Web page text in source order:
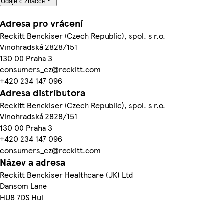
Adresa pro vrácení
Reckitt Benckiser (Czech Republic), spol. s r.o.
Vinohradská 2828/151
130 00 Praha 3
consumers_cz@reckitt.com
+420 234 147 096
Adresa distributora
Reckitt Benckiser (Czech Republic), spol. s r.o.
Vinohradská 2828/151
130 00 Praha 3
+420 234 147 096
consumers_cz@reckitt.com
Název a adresa
Reckitt Benckiser Healthcare (UK) Ltd
Dansom Lane
HU8 7DS Hull